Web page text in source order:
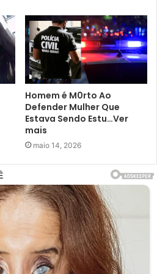
Homem é M0rto Ao
Defender Mulher Que
Estava Sendo Estu…Ver
mais
maio 14, 2026